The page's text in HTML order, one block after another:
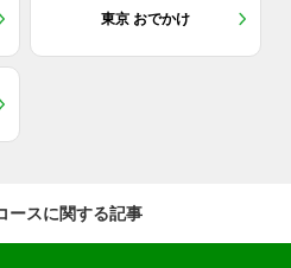
東京 おでかけ
ースに関する記事